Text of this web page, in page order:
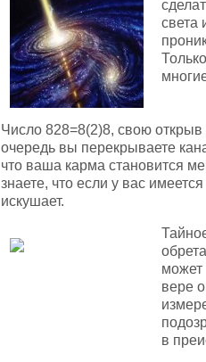
света
Число 828=8(2)8, свою
очередь вы перекрываете
что ваша карма становится
знаете, что если у вас
искушает.
может
вере
в